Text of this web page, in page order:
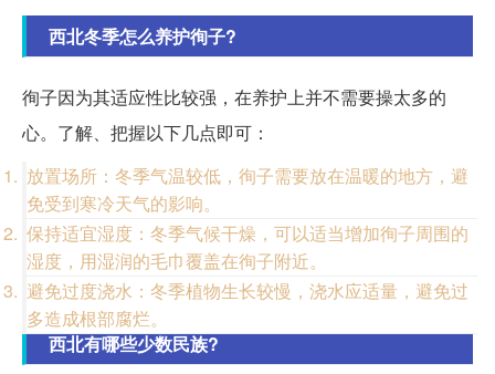
西北冬季怎么养护徇子?
徇子因为其适应性比较强，在养护上并不需要操太多的
心。了解、把握以下几点即可：
放置场所：冬季气温较低，徇子需要放在温暖的地方，避
免受到寒冷天气的影响。
保持适宜湿度：冬季气候干燥，可以适当增加徇子周围的
湿度，用湿润的毛巾覆盖在徇子附近。
避免过度浇水：冬季植物生长较慢，浇水应适量，避免过
多造成根部腐烂。
西北有哪些少数民族?